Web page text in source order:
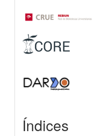
Índices